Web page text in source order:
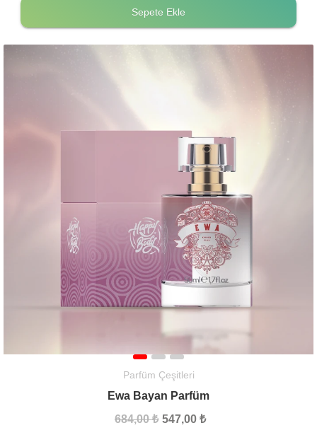
Sepete Ekle
Parfüm Çeşitleri
Ewa Bayan Parfüm
684,00 ₺ 547,00 ₺